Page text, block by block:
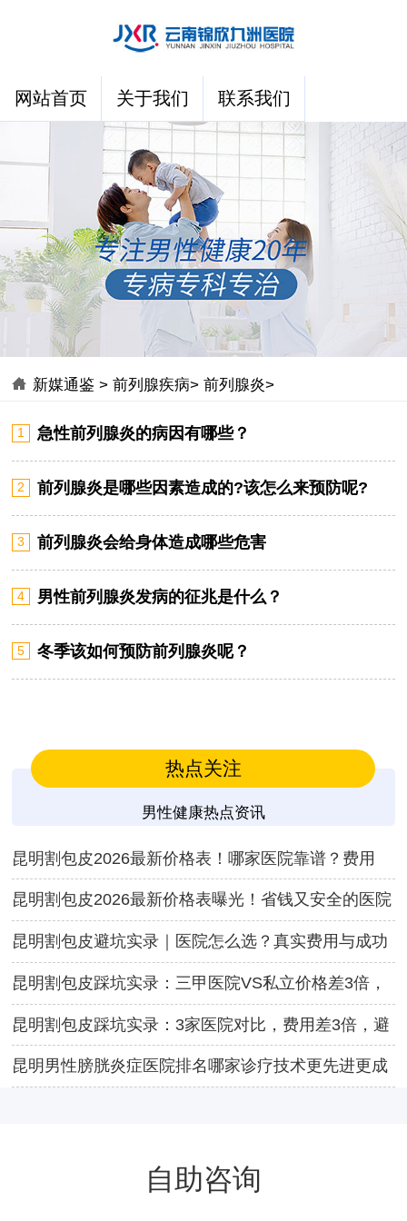
网站首页 关于我们 联系我们
新媒通鉴 >前列腺疾病>前列腺炎>
1 急性前列腺炎的病因有哪些？
2 前列腺炎是哪些因素造成的?该怎么来预防呢?
3 前列腺炎会给身体造成哪些危害
4 男性前列腺炎发病的征兆是什么？
5 冬季该如何预防前列腺炎呢？
热点关注
男性健康热点资讯
昆明割包皮2026最新价格表！哪家医院靠谱？费用
+恢复全攻略
昆明割包皮2026最新价格表曝光！省钱又安全的医院
TOP3
昆明割包皮避坑实录｜医院怎么选？真实费用与成功
率，过来人掏心窝全坦白！
昆明割包皮踩坑实录：三甲医院VS私立价格差3倍，
术后水肿噩梦谁负责？
昆明割包皮踩坑实录：3家医院对比，费用差3倍，避
坑指南在这儿！
昆明男性膀胱炎症医院排名哪家诊疗技术更先进更成
自助咨询